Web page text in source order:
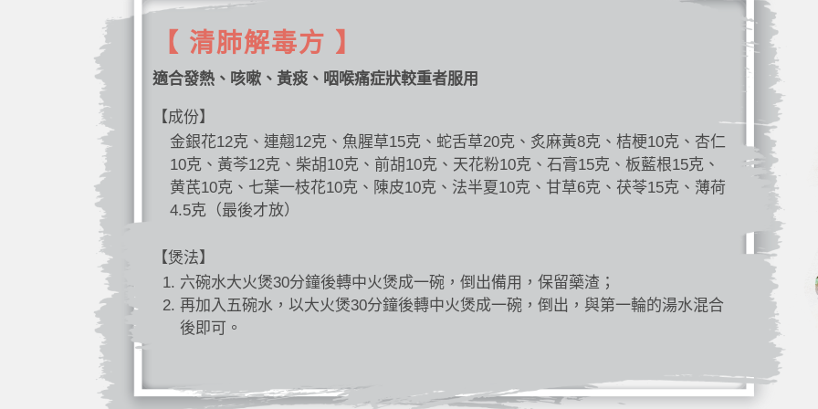
【 清肺解毒方 】
適合發熱、咳嗽、黃痰、咽喉痛症狀較重者服用
【成份】
金銀花12克、連翹12克、魚腥草15克、蛇舌草20克、炙麻黃8克、桔梗10克、杏仁
10克、黃芩12克、柴胡10克、前胡10克、天花粉10克、石膏15克、板藍根15克、
黄芪10克、七葉一枝花10克、陳皮10克、法半夏10克、甘草6克、茯苓15克、薄荷
4.5克（最後才放）
【煲法】
六碗水大火煲30分鐘後轉中火煲成一碗，倒出備用，保留藥渣；
再加入五碗水，以大火煲30分鐘後轉中火煲成一碗，倒出，與第一輪的湯水混合
後即可。